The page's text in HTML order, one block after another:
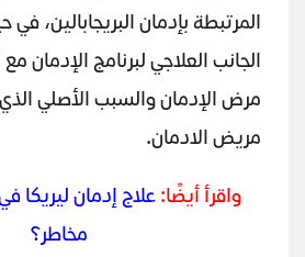
المرتبطة بإدمان البريجابالين،
الجانب العلاجي لبرنامج الإدمان
مرض الإدمان والسبب الأصلي
مريض الادمان.
واقرأ أيضًا: علاج إدمان ليريكا
مخاطر؟